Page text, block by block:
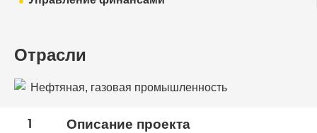
Отрасли
Нефтяная, газовая промышленность
1 Описание проекта